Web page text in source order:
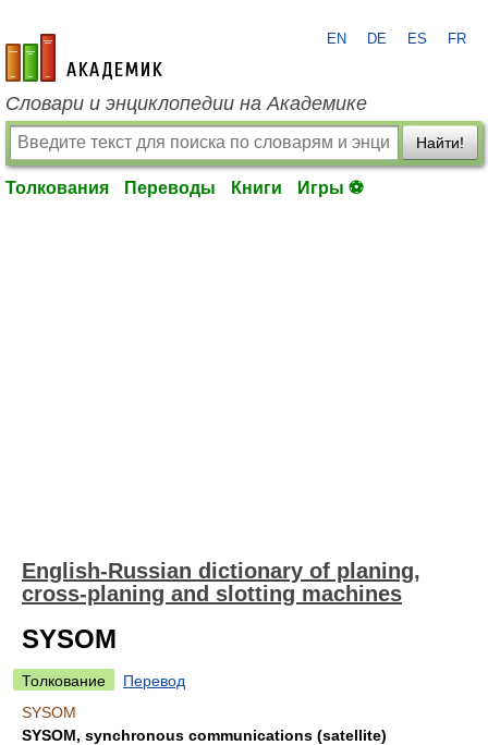
academic.ru
EN DE ES FR
Словари и энциклопедии на Академике
Найти!
Толкования Переводы Книги Игры ⚽
English-Russian dictionary of planing,
cross-planing and slotting machines
SYSOM
Толкование
Перевод
SYSOM
SYSOM, synchronous communications (satellite)